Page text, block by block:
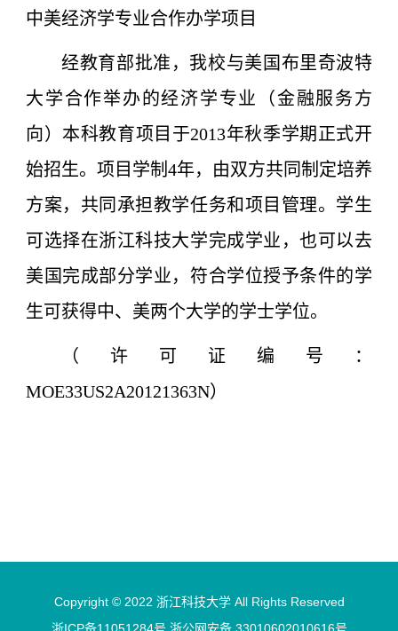
中美经济学专业合作办学项目
经教育部批准，我校与美国布里奇波特
大学合作举办的经济学专业（金融服务方
向）本科教育项目于2013年秋季学期正式开
始招生。项目学制4年，由双方共同制定培养
方案，共同承担教学任务和项目管理。学生
可选择在浙江科技大学完成学业，也可以去
美国完成部分学业，符合学位授予条件的学
生可获得中、美两个大学的学士学位。
（许可证编号：
MOE33US2A20121363N）
Copyright © 2022 浙江科技大学 All Rights Reserved